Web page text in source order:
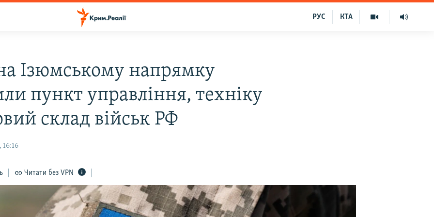
КТА
РУС
Ізюмському напрямку
пункт управління, техніку
склад військ РФ
16:16
Читати без VPN